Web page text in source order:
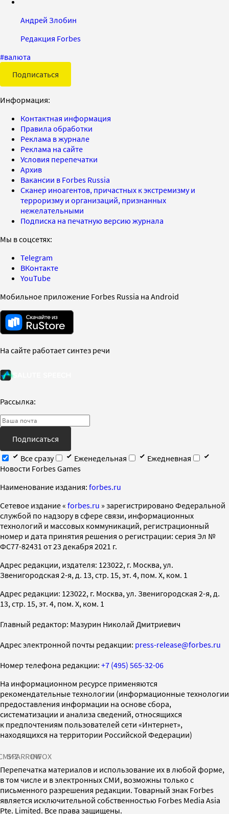
Андрей Злобин
Редакция Forbes
#валюта
Подписаться
Информация:
Контактная информация
Правила обработки
Реклама в журнале
Реклама на сайте
Условия перепечатки
Архив
Вакансии в Forbes Russia
Сканер иноагентов, причастных к экстремизму и
терроризму и организаций, признанных
нежелательными
Подписка на печатную версию журнала
Мы в соцсетях:
Telegram
ВКонтакте
YouTube
Мобильное приложение Forbes Russia на Android
На сайте работает синтез речи
Рассылка:
Подписаться
Все сразу
Еженедельная
Ежедневная
Новости Forbes Games
Наименование издания: forbes.ru
Cетевое издание « forbes.ru » зарегистрировано Федеральной
службой по надзору в сфере связи, информационных
технологий и массовых коммуникаций, регистрационный
номер и дата принятия решения о регистрации: серия Эл №
ФС77-82431 от 23 декабря 2021 г.
Адрес редакции, издателя: 123022, г. Москва, ул.
Звенигородская 2-я, д. 13, стр. 15, эт. 4, пом. X, ком. 1
Адрес редакции: 123022, г. Москва, ул. Звенигородская 2-я, д.
13, стр. 15, эт. 4, пом. X, ком. 1
Главный редактор: Мазурин Николай Дмитриевич
Адрес электронной почты редакции: press-release@forbes.ru
Номер телефона редакции: +7 (495) 565-32-06
На информационном ресурсе применяются
рекомендательные технологии (информационные технологии
предоставления информации на основе сбора,
систематизации и анализа сведений, относящихся
к предпочтениям пользователей сети «Интернет»,
находящихся на территории Российской Федерации)
SPARROWINFOX
Перепечатка материалов и использование их в любой форме,
в том числе и в электронных СМИ, возможны только с
письменного разрешения редакции. Товарный знак Forbes
является исключительной собственностью Forbes Media Asia
Pte. Limited. Все права защищены.